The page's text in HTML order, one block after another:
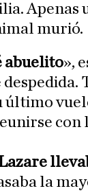
Apenas
murió.
abuelito»,
con
la